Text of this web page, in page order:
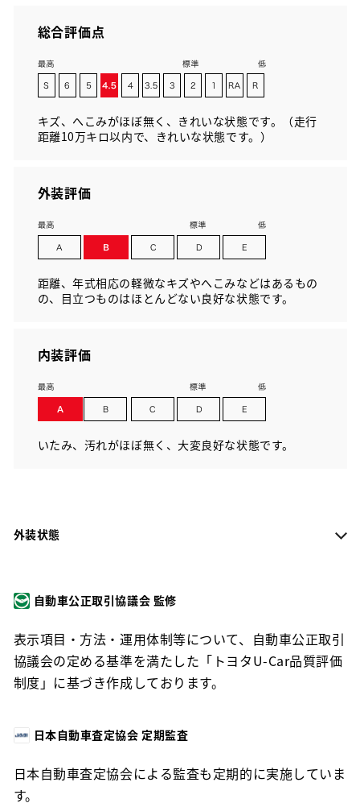
総合評価点
キズ、へこみがほぼ無く、きれいな状態です。（走行
距離10万キロ以内で、きれいな状態です。）
外装評価
距離、年式相応の軽微なキズやへこみなどはあるもの
の、目立つものはほとんどない良好な状態です。
内装評価
いたみ、汚れがほぼ無く、大変良好な状態です。
外装状態
自動車公正取引協議会 監修
表示項目・方法・運用体制等について、自動車公正取引
協議会の定める基準を満たした「トヨタU-Car品質評価
制度」に基づき作成しております。
日本自動車査定協会 定期監査
日本自動車査定協会による監査も定期的に実施していま
す。